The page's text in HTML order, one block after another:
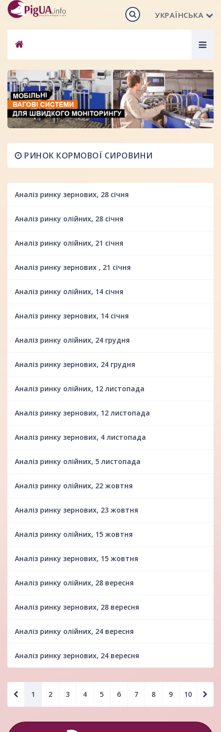
УКРАЇНСЬКА
РИНОК КОРМОВОЇ СИРОВИНИ
Аналіз ринку зернових, 28 січня
Аналіз ринку олійних, 28 січня
Аналіз ринку олійних, 21 січня
Аналіз ринку зернових , 21 січня
Аналіз ринку олійних, 14 січня
Аналіз ринку зернових, 14 січня
Аналіз ринку олійних, 24 грудня
Аналіз ринку зернових, 24 грудня
Аналіз ринку олійних, 12 листопада
Аналіз ринку зернових, 12 листопада
Аналіз ринку зернових, 4 листопада
Аналіз ринку олійних, 5 листопада
Аналіз ринку олійних, 22 жовтня
Аналіз ринку зернових, 23 жовтня
Аналіз ринку олійних, 15 жовтня
Аналіз ринку зернових, 15 жовтня
Аналіз ринку олійних, 28 вересня
Аналіз ринку зернових, 28 вересня
Аналіз ринку олійних, 24 вересня
Аналіз ринку зернових, 24 вересня
1 2 3 4 5 6 7 8 9 10